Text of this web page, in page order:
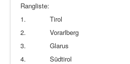
Rangliste:
1. Tirol
2. Vorarlberg
3. Glarus
4. Südtirol